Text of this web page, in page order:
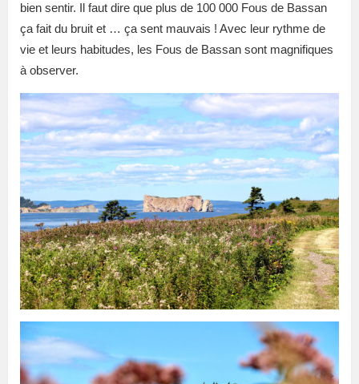
bien sentir. Il faut dire que plus de 100 000 Fous de Bassan
ça fait du bruit et … ça sent mauvais ! Avec leur rythme de
vie et leurs habitudes, les Fous de Bassan sont magnifiques
à observer.